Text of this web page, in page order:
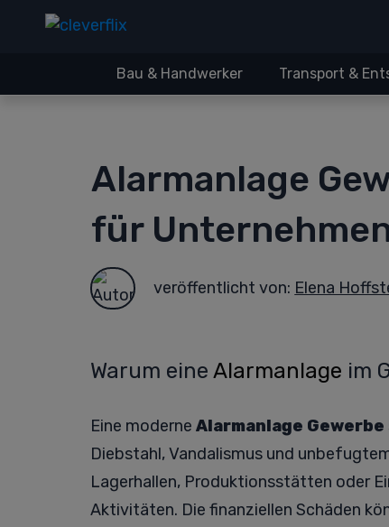
Bau & Handwerker Transport &
Alarmanlage
für
veröffentlicht von: Elena
Warum eine Alarmanlage im
Eine moderne Alarmanlage Gewerbe
Diebstahl, Vandalismus und
Lagerhallen, Produktionsstätten oder
Aktivitäten. Die finanziellen Schäden